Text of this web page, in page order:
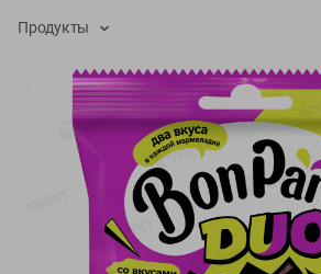
4.99 руб./шт
Конфеты фруктово-
ягодные Местное
известное яблоко-тыква
-12%
4.59
300г
Продукты